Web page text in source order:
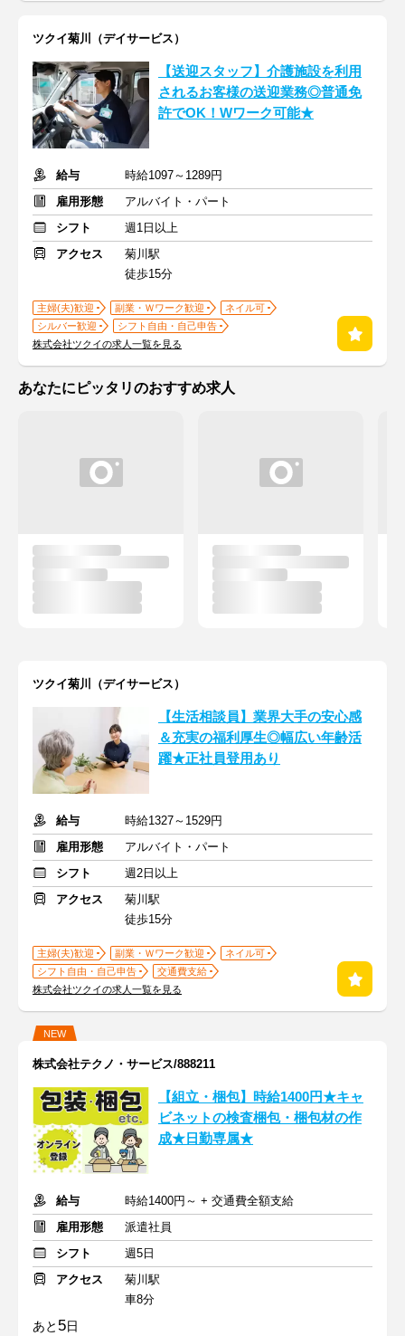
ツクイ菊川（デイサービス）
【送迎スタッフ】介護施設を利用
されるお客様の送迎業務◎普通免
許でOK！Wワーク可能★
給与
時給1097～1289円
雇用形態
アルバイト・パート
シフト
週1日以上
アクセス
菊川駅
徒歩15分
主婦(夫)歓迎 副業・Ｗワーク歓迎
ネイル可
シルバー歓迎
シフト自由・自己申告
株式会社ツクイの求人一覧を見る
あなたにピッタリのおすすめ求人
ツクイ菊川（デイサービス）
【生活相談員】業界大手の安心感
＆充実の福利厚生◎幅広い年齢活
躍★正社員登用あり
給与
時給1327～1529円
雇用形態
アルバイト・パート
シフト
週2日以上
アクセス
菊川駅
徒歩15分
主婦(夫)歓迎 副業・Ｗワーク歓迎
ネイル可
シフト自由・自己申告
交通費支給
株式会社ツクイの求人一覧を見る
NEW
株式会社テクノ・サービス/888211
【組立・梱包】時給1400円★キャ
ビネットの検査梱包・梱包材の作
成★日勤専属★
給与
時給1400円～ + 交通費全額支給
雇用形態
派遣社員
シフト
週5日
アクセス
菊川駅
車8分
あと 5日